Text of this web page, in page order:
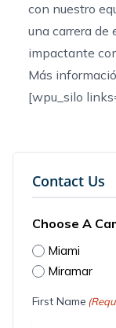
con nuestro
una carrera de
impactante
Más
[wpu_silo
Contact Us
Choose A
Miami
Miramar
First Name